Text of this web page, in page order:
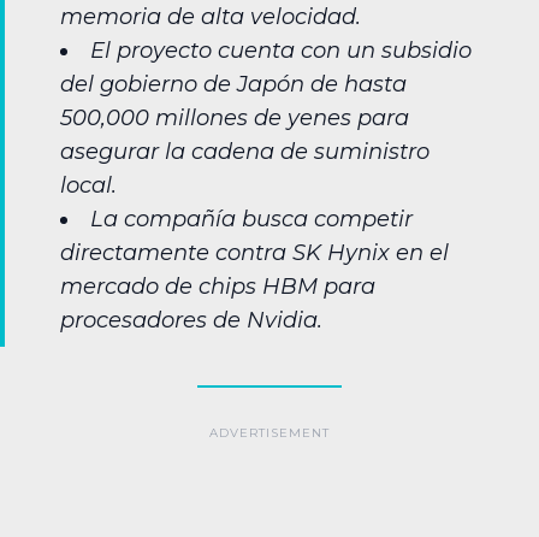
memoria de alta velocidad.
El proyecto cuenta con un subsidio
del gobierno de Japón de hasta
500,000 millones de yenes para
asegurar la cadena de suministro
local.
La compañía busca competir
directamente contra SK Hynix en el
mercado de chips HBM para
procesadores de Nvidia.